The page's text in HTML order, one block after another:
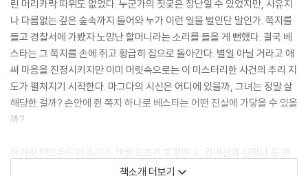
린 머리카락 따위도 없었다. 누군가의 짓궂은 장난일 수 있었지만, 사유지
나 다름없는 깊은 숲속까지 들어와 누가 이런 일을 벌인단 말인가. 쪽지를
들고 경찰서에 가봤자 노망난 할머니라는 소리를 들을 게 뻔했다. 결국 베
스타는 그 쪽지를 손에 쥐고 황급히 집으로 돌아간다. 별일 아닐 거라고 애
써 마음을 진정시키지만 이미 머릿속으로는 이 미스터리한 사건의 추리 지
도가 펼쳐지기 시작한다. 마그다의 시신은 어디에 있을까, 그녀는 정말 살
해당한 걸까? 손안에 쥔 쪽지 하나로 베스타는 어떤 진실에 가닿을 수 있을
까?
마거릿 애트우드와 조이스 캐럴 오츠가 호평하고, 권여선과 김하나 등 여
성 작가들에게 특히 주목받은 오테사 모시페그가 최신 장편 『그녀 손안의
책소개 더보기